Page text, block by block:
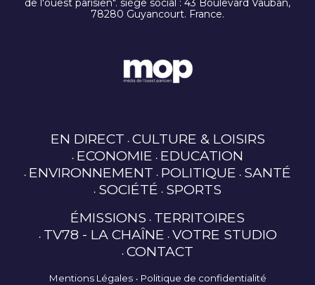
de l'ouest parisien". siège social : 43 Boulevard Vauban,
78280 Guyancourt. France.
EN DIRECT CULTURE & LOISIRS
ECONOMIE EDUCATION
ENVIRONNEMENT POLITIQUE SANTÉ
SOCIÉTÉ SPORTS
ÉMISSIONS TERRITOIRES
TV78 - LA CHAÎNE VOTRE STUDIO
CONTACT
Mentions Légales
Politique de confidentialité